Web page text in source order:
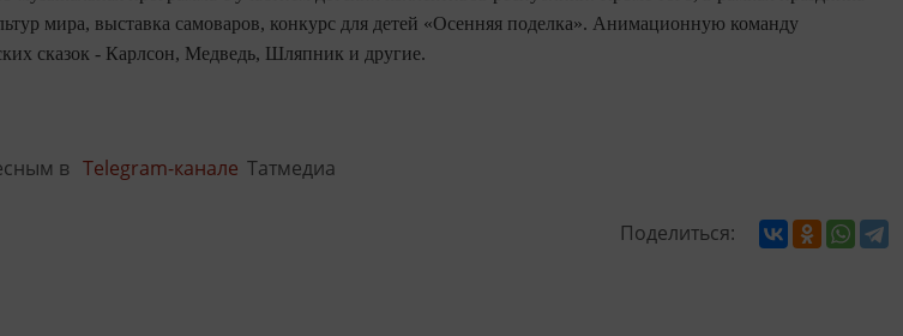
мира, выставка самоваров, конкурс для детей «Осенняя поделка». Анимационную команду
сказок - Карлсон, Медведь, Шляпник и другие.
в Telegram-канале Татмедиа
Поделиться: